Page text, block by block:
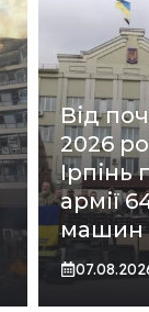
Від
2026
Ірпінь
армії
машин